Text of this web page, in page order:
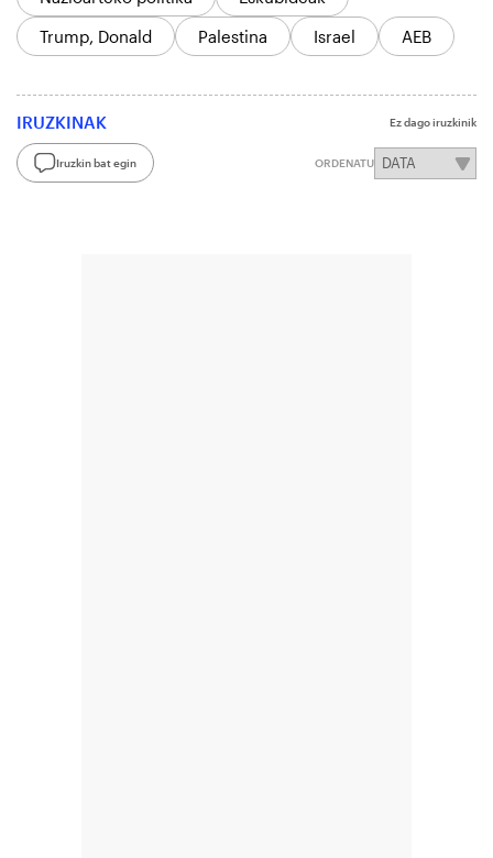
Trump, Donald
Palestina Israel AEB
IRUZKINAK Ez dago iruzkinik
Iruzkin bat egin ORDENATU